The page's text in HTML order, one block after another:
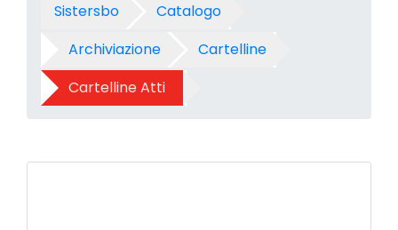
Sistersbo
Catalogo
Archiviazione
Cartelline
Cartelline Atti